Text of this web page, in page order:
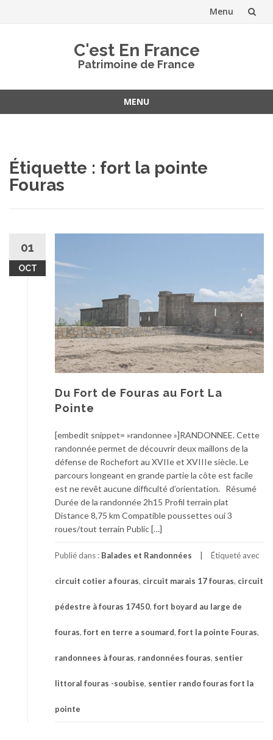
Menu
C'est En France
Patrimoine de France
MENU
Étiquette : fort la pointe
Fouras
01
OCT
Du Fort de Fouras au Fort La
Pointe
[embedit snippet= »randonnee »]RANDONNEE. Cette
randonnée permet de découvrir deux maillons de la
défense de Rochefort au XVIIe et XVIIIe siècle. Le
parcours longeant en grande partie la côte est facile
est ne revêt aucune difficulté d’orientation. Résumé
Durée de la randonnée 2h15 Profil terrain plat
Distance 8,75 km Compatible poussettes oui 3
roues/tout terrain Public […]
Publié dans : Balades et Randonnées Étiqueté avec
circuit cotier a fouras, circuit marais 17 fouras, circuit
pédestre à fouras 17450, fort boyard au large de
fouras, fort en terre a soumard, fort la pointe Fouras,
randonnees à fouras, randonnées fouras, sentier
littoral fouras -soubise, sentier rando fouras fort la
pointe